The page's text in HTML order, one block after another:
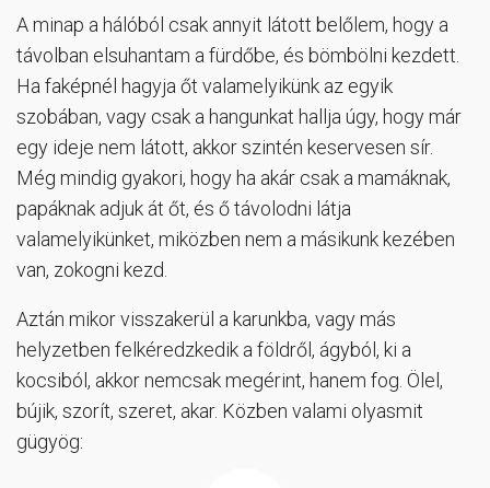
A minap a hálóból csak annyit látott belőlem, hogy a
távolban elsuhantam a fürdőbe, és bömbölni kezdett.
Ha faképnél hagyja őt valamelyikünk az egyik
szobában, vagy csak a hangunkat hallja úgy, hogy már
egy ideje nem látott, akkor szintén keservesen sír.
Még mindig gyakori, hogy ha akár csak a mamáknak,
papáknak adjuk át őt, és ő távolodni látja
valamelyikünket, miközben nem a másikunk kezében
van, zokogni kezd.
Aztán mikor visszakerül a karunkba, vagy más
helyzetben felkéredzkedik a földről, ágyból, ki a
kocsiból, akkor nemcsak megérint, hanem fog. Ölel,
bújik, szorít, szeret, akar. Közben valami olyasmit
gügyög: